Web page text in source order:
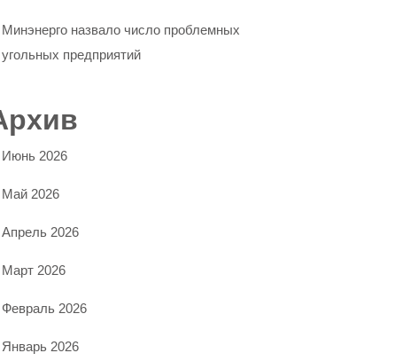
Минэнерго назвало число проблемных
угольных предприятий
Июнь 2026
Май 2026
Апрель 2026
Март 2026
Февраль 2026
Январь 2026